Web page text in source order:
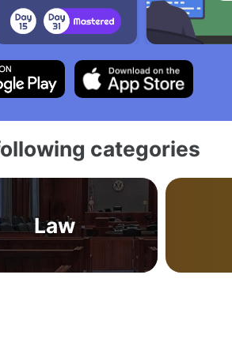
categories
Law